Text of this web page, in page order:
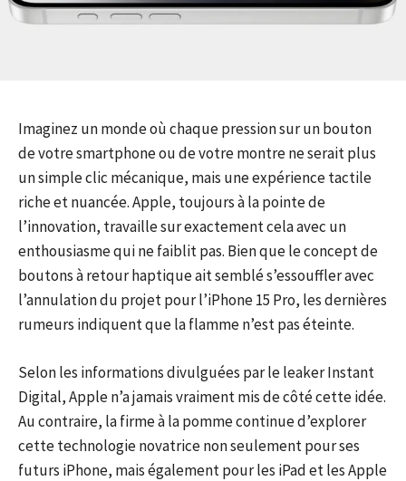
Imaginez un monde où chaque pression sur un bouton
de votre smartphone ou de votre montre ne serait plus
un simple clic mécanique, mais une expérience tactile
riche et nuancée. Apple, toujours à la pointe de
l’innovation, travaille sur exactement cela avec un
enthousiasme qui ne faiblit pas. Bien que le concept de
boutons à retour haptique ait semblé s’essouffler avec
l’annulation du projet pour l’iPhone 15 Pro, les dernières
rumeurs indiquent que la flamme n’est pas éteinte.
Selon les informations divulguées par le leaker Instant
Digital, Apple n’a jamais vraiment mis de côté cette idée.
Au contraire, la firme à la pomme continue d’explorer
cette technologie novatrice non seulement pour ses
futurs iPhone, mais également pour les iPad et les Apple